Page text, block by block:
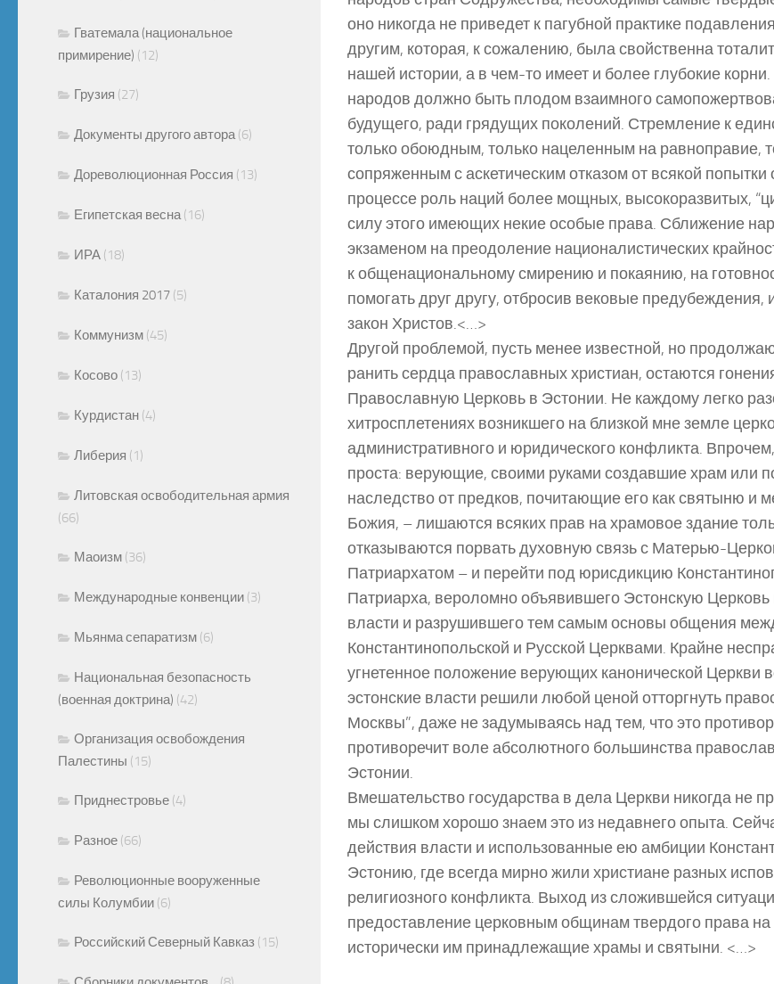
оно никогда не приведет к пагубной практике
другим, которая, к сожалению, была свойственна
нашей истории, а в чем-то имеет и более глубокие
народов должно быть плодом взаимного
будущего, ради грядущих поколений. Стремление к
только обоюдным, только нацеленным на равноправие,
сопряженным с аскетическим отказом от всякой попытки
процессе роль наций более мощных, высокоразвитых,
силу этого имеющих некие особые права. Сближение
экзаменом на преодоление националистических
к общенациональному смирению и покаянию, на
помогать друг другу, отбросив вековые предубеждения,
закон Христов.<…>
Другой проблемой, пусть менее известной, но
ранить сердца православных христиан, остаются
Православную Церковь в Эстонии. Не каждому легко
хитросплетениях возникшего на близкой мне земле
административного и юридического конфликта. Впрочем,
проста: верующие, своими руками создавшие храм или
наследство от предков, почитающие его как святыню и
Божия, – лишаются всяких прав на храмовое здание
отказываются порвать духовную связь с Матерью-
Патриархатом – и перейти под юрисдикцию
Патриарха, вероломно объявившего Эстонскую Церковь
власти и разрушившего тем самым основы общения
Константинопольской и Русской Церквами. Крайне
угнетенное положение верующих канонической Церкви
эстонские власти решили любой ценой отторгнуть
Москвы”, даже не задумываясь над тем, что это
противоречит воле абсолютного большинства
Эстонии.
Вмешательство государства в дела Церкви никогда не
мы слишком хорошо знаем это из недавнего опыта.
действия власти и использованные ею амбиции
Эстонию, где всегда мирно жили христиане разных
религиозного конфликта. Выход из сложившейся
предоставление церковным общинам твердого права
исторически им принадлежащие храмы и святыни. <…>
Гватемала (национальное
примирение) (12)
Грузия (27)
Документы другого автора (6)
Дореволюционная Россия (13)
Египетская весна (16)
ИРА (18)
Каталония 2017 (5)
Коммунизм (45)
Косово (13)
Курдистан (4)
Либерия (1)
Литовская освободительная армия
(66)
Маоизм (36)
Международные конвенции (3)
Мьянма сепаратизм (6)
Национальная безопасность
(военная доктрина) (42)
Организация освобождения
Палестины (15)
Приднестровье (4)
Разное (66)
Революционные вооруженные
силы Колумбии (6)
Российский Северный Кавказ (15)